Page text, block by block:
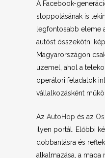
A Facebook-
stoppolásának is
legfontosabb eleme
autóst összekötni
Magyarországon
üzemel, ahol a
operátori feladatok
vállalkozásként
Az AutoHop és az
ilyen portál. Előbbi
dobbantásra és
alkalmazása, a maga